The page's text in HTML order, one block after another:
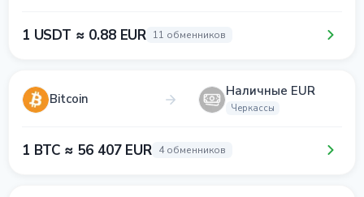
1 USDT ≈ 0.88 EUR 11 обменников
Bitcoin Наличные EUR
Черкассы
1 BTC ≈ 56 407 EUR 4 обменников